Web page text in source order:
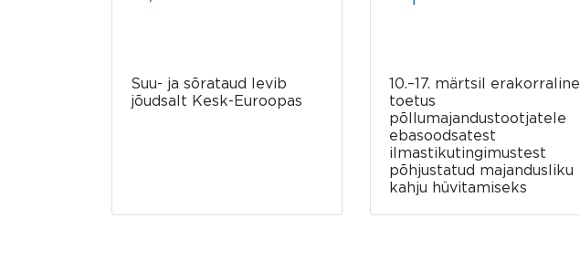
Suu- ja sõrataud levib
jõudsalt Kesk-Euroopas
10.–17. märtsil erakorraline
toetus
põllumajandustootjatele
ebasoodsatest
ilmastikutingimustest
põhjustatud majandusliku
kahju hüvitamiseks